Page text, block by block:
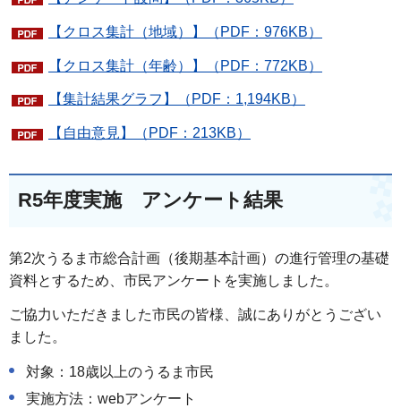
【クロス集計（地域）】（PDF：976KB）
【クロス集計（年齢）】（PDF：772KB）
【集計結果グラフ】（PDF：1,194KB）
【自由意見】（PDF：213KB）
R5年度実施 アンケート結果
第2次うるま市総合計画（後期基本計画）の進行管理の基礎
資料とするため、市民アンケートを実施しました。
ご協力いただきました市民の皆様、誠にありがとうござい
ました。
対象：18歳以上のうるま市民
実施方法：webアンケート